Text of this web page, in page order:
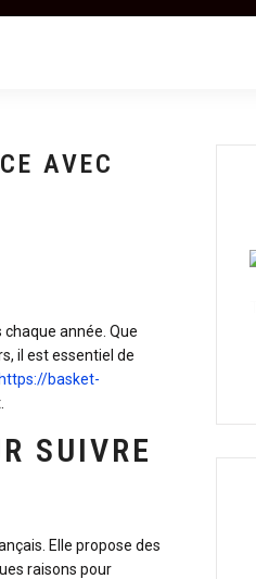
AVEC
année. Que
il est essentiel de
https://basket-
SUIVRE
Elle propose des
raisons pour